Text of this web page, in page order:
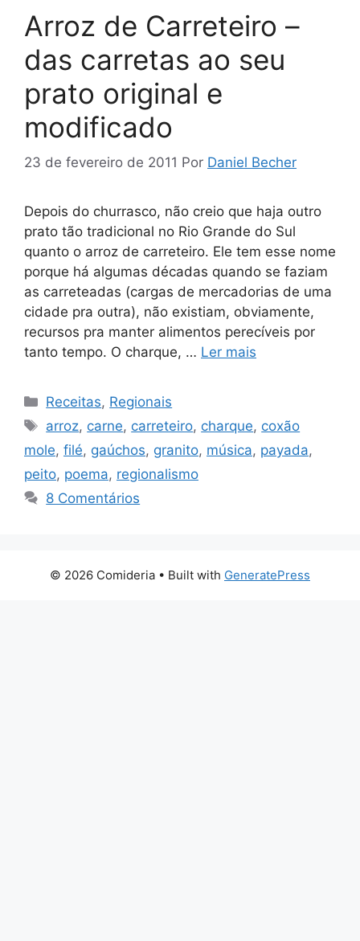
Arroz de Carreteiro –
das carretas ao seu
prato original e
modificado
23 de fevereiro de 2011 Por Daniel Becher
Depois do churrasco, não creio que haja outro
prato tão tradicional no Rio Grande do Sul
quanto o arroz de carreteiro. Ele tem esse nome
porque há algumas décadas quando se faziam
as carreteadas (cargas de mercadorias de uma
cidade pra outra), não existiam, obviamente,
recursos pra manter alimentos perecíveis por
tanto tempo. O charque, … Ler mais
Categorias
Receitas, Regionais
Tags
arroz, carne, carreteiro, charque, coxão
mole, filé, gaúchos, granito, música, payada,
peito, poema, regionalismo
8 Comentários
© 2026 Comideria • Built with GeneratePress